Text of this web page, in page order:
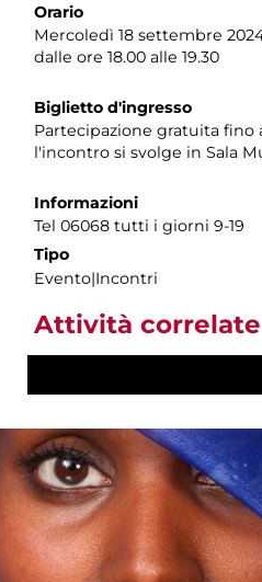
Orario
Mercoledì 18 settembre
dalle ore 18.00 alle 19.30
Biglietto d'ingresso
Partecipazione gratuita
l'incontro si svolge in Sala
Informazioni
Tel 06068 tutti i giorni 9-19
Tipo
Evento|Incontri
Attività correlate